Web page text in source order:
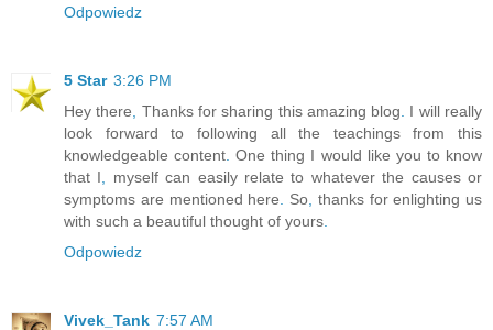
Odpowiedz
5 Star 3:26 PM
Hey there
Thanks for sharing this amazing blog
I will really
look forward to following all the teachings from this
knowledgeable content One thing I would like you to know
that I
myself can easily relate to whatever the causes or
symptoms are mentioned here
So thanks for enlighting us
with such a beautiful thought of yours
Odpowiedz
Vivek_Tank 7:57 AM